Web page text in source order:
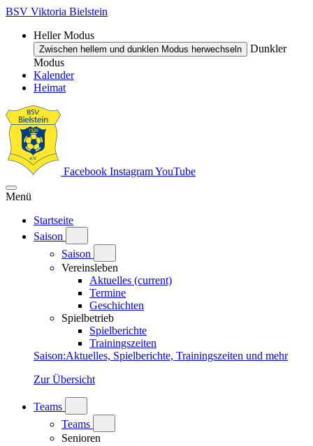
BSV Viktoria Bielstein
Heller Modus
Zwischen hellem und dunklen Modus herwechseln
Dunkler
Modus
Kalender
Heimat
Facebook InstagramYouTube
Menü
Startseite
Saison
Saison
Vereinsleben
Aktuelles (current)
Termine
Geschichten
Spielbetrieb
Spielberichte
Trainingszeiten
Saison:Aktuelles, Spielberichte, Trainingszeiten und mehr
Zur Übersicht
Teams
Teams
Senioren